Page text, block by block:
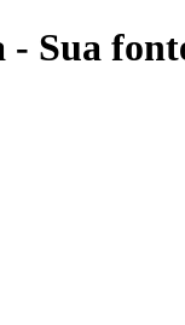
Sua